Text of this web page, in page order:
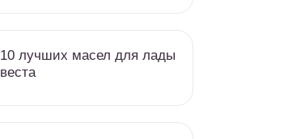
10 лучших масел для лады
веста